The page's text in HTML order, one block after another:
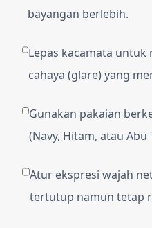
bayangan berlebih.
Lepas kacamata
cahaya (glare) yang
Gunakan pakaian
(Navy, Hitam, atau Abu
Atur ekspresi wajah
tertutup namun tetap